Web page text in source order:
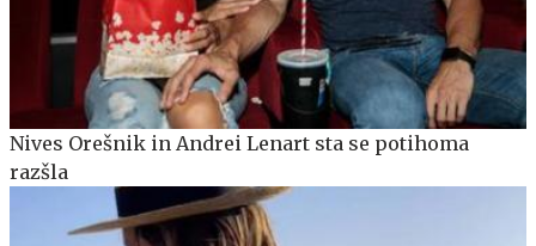
Nives Orešnik in Andrei Lenart sta se potihoma
razšla